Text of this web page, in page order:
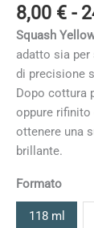
8,00 € -
Squash
adatto sia
di precisione
Dopo cottura
oppure
ottenere una
brillante.
Formato
118 ml